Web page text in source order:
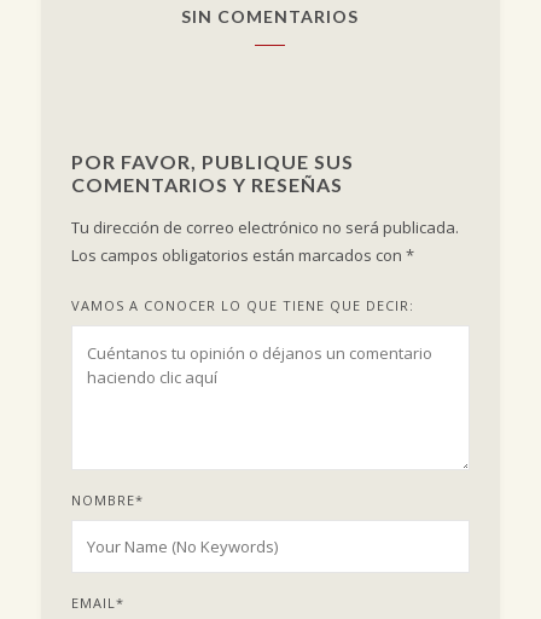
SIN COMENTARIOS
POR FAVOR, PUBLIQUE SUS
COMENTARIOS Y RESEÑAS
Tu dirección de correo electrónico no será publicada.
Los campos obligatorios están marcados con *
VAMOS A CONOCER LO QUE TIENE QUE DECIR:
NOMBRE*
EMAIL*